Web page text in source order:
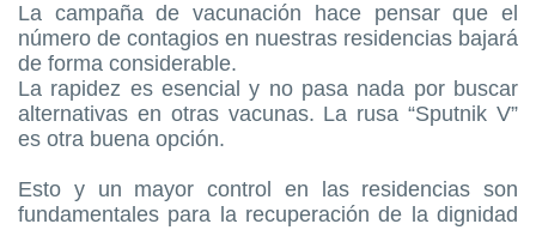
La campaña de vacunación hace pensar que el
número de contagios en nuestras residencias bajará
de forma considerable.
La rapidez es esencial y no pasa nada por buscar
alternativas en otras vacunas. La rusa “Sputnik V”
es otra buena opción.
Esto y un mayor control en las residencias son
fundamentales para la recuperación de la dignidad